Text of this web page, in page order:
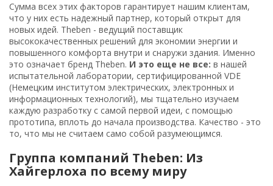
Сумма всех этих факторов гарантирует нашим клиентам,
что у них есть надежный партнер, который открыт для
новых идей. Theben - ведущий поставщик
высококачественных решений для экономии энергии и
повышенного комфорта внутри и снаружи здания. Именно
это означает бренд Theben. И это еще не все: в нашей
испытательной лаборатории, сертифицированной VDE
(Немецким институтом электрических, электронных и
информационных технологий), мы тщательно изучаем
каждую разработку с самой первой идеи, с помощью
прототипа, вплоть до начала производства. Качество - это
то, что мы не считаем само собой разумеющимся.
Группа компаний Theben: Из
Хайгерлоха по всему миру